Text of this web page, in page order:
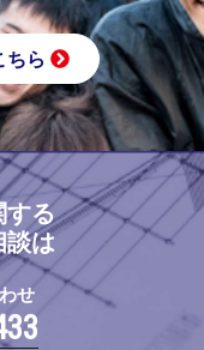
ちら
する
談は
せ